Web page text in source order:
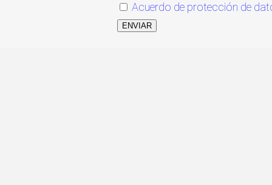
Acuerdo de protección de
ENVIAR